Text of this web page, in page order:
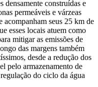
densamente construídas e
permeáveis e várzeas
acompanham seus 25 km de
esses locais atuem como
mitigar as emissões de
das margens também
desde a redução dos
pelo armazenamento de
do ciclo da água